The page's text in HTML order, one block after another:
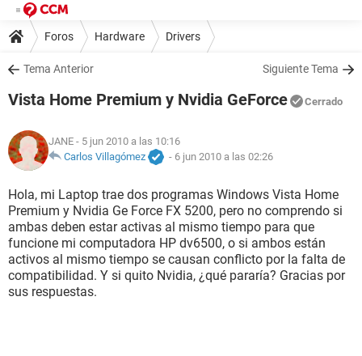
Foros Hardware Drivers
Tema Anterior Siguiente Tema
Vista Home Premium y Nvidia GeForce Cerrado
JANE - 5 jun 2010 a las 10:16
Carlos Villagómez
- 6 jun 2010 a las 02:26
Hola, mi Laptop trae dos programas Windows Vista Home
Premium y Nvidia Ge Force FX 5200, pero no comprendo si
ambas deben estar activas al mismo tiempo para que
funcione mi computadora HP dv6500, o si ambos están
activos al mismo tiempo se causan conflicto por la falta de
compatibilidad. Y si quito Nvidia, ¿qué pararía? Gracias por
sus respuestas.